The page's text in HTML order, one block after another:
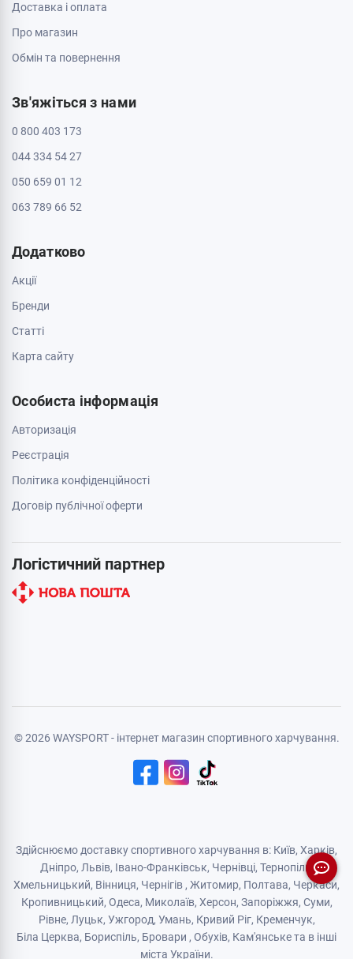
Доставка і оплата
Про магазин
Обмін та повернення
Зв'яжіться з нами
0 800 403 173
044 334 54 27
050 659 01 12
063 789 66 52
Додатково
Акції
Бренди
Cтатті
Карта сайту
Особиста інформація
Авторизація
Реєстрація
Політика конфіденційності
Договір публічної оферти
Логістичний партнер
© 2026 WAYSPORT - інтернет магазин спортивного харчування.
Здійснюємо доставку спортивного харчування в: Київ, Харків,
Дніпро, Львів, Івано-Франківськ, Чернівці, Тернопіль
Хмельницький, Вінниця, Чернігів , Житомир, Полтава, Черкаси,
Кропивницький, Одеса, Миколаїв, Херсон, Запоріжжя, Суми,
Рівне, Луцьк, Ужгород, Умань, Кривий Ріг, Кременчук,
Біла Церква, Бориспіль, Бровари , Обухів, Кам'янськeта в інші
міста України.